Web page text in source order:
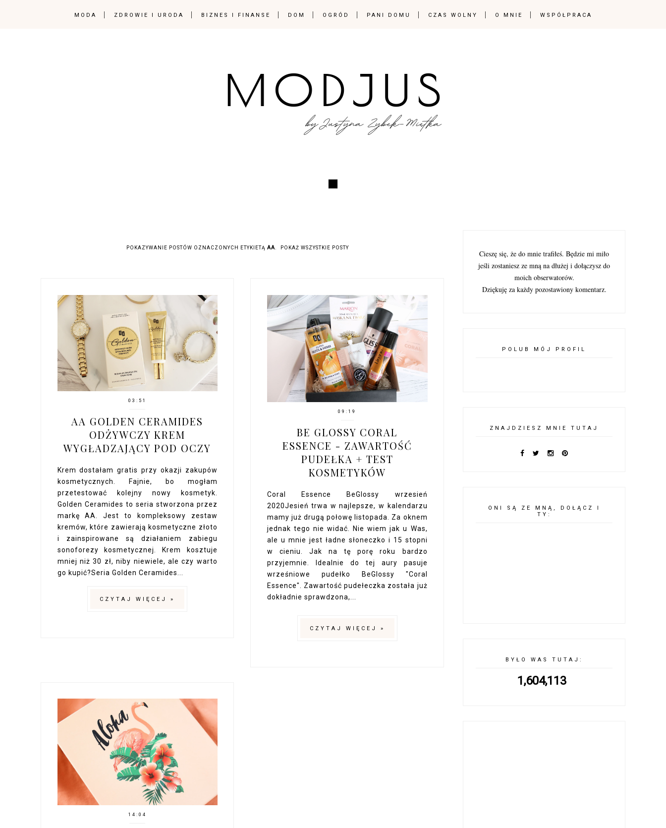
MODA ZDROWIE I URODA BIZNES I FINANSE DOM OGRÓD PANI DOMU CZAS WOLNY O MNIE WSPÓŁPRACA
POKAZYWANIE POSTÓW OZNACZONYCH ETYKIETĄ AA POKAŻ WSZYSTKIE POSTY
03:51
AA GOLDEN CERAMIDES
ODŻYWCZY KREM
WYGŁADZAJĄCY POD OCZY
Krem dostałam gratis przy okazji zakupów
kosmetycznych. Fajnie, bo mogłam
przetestować kolejny nowy kosmetyk.
Golden Ceramides to seria stworzona przez
markę AA. Jest to kompleksowy zestaw
kremów, które zawierają kosmetyczne złoto
i zainspirowane są działaniem zabiegu
sonoforezy kosmetycznej. Krem kosztuje
mniej niż 30 zł, niby niewiele, ale czy warto
go kupić?Seria Golden Ceramides...
CZYTAJ WIĘCEJ »
09:19
BE GLOSSY CORAL
ESSENCE - ZAWARTOŚĆ
PUDEŁKA + TEST
KOSMETYKÓW
Coral Essence BeGlossy wrzesień
2020Jesień trwa w najlepsze, w kalendarzu
mamy już drugą połowę listopada. Za oknem
jednak tego nie widać. Nie wiem jak u Was,
ale u mnie jest ładne słoneczko i 15 stopni
w cieniu. Jak na tę porę roku bardzo
przyjemnie. Idealnie do tej aury pasuje
wrześniowe pudełko BeGlossy "Coral
Essence". Zawartość pudełeczka została już
dokładnie sprawdzona,...
CZYTAJ WIĘCEJ »
14:04
Cieszę się, że do mnie trafiłeś. Będzie mi miło
jeśli zostaniesz ze mną na dłużej i dołączysz do
moich obserwatorów.
Dziękuję za każdy pozostawiony komentarz.
POLUB MÓJ PROFIL
ZNAJDZIESZ MNIE TUTAJ
ONI SĄ ZE MNĄ, DOŁĄCZ I
TY:
BYŁO WAS TUTAJ:
1,604,113